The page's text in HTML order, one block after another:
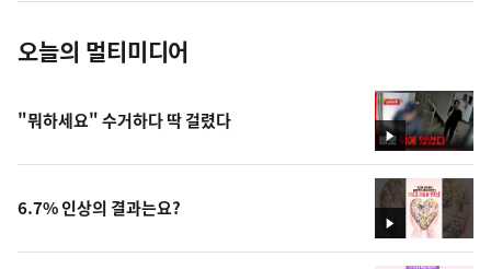
오늘의 멀티미디어
영
상
"뭐하세요" 수거하다 딱 걸렸다
영
상
6.7% 인상의 결과는요?